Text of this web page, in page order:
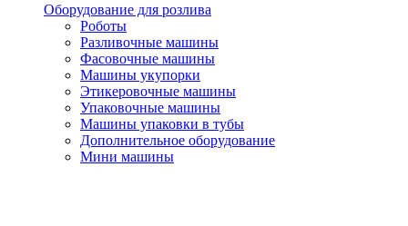
Оборудование для розлива
Роботы
Разливочные машины
Фасовочные машины
Машины укупорки
Этикеровочные машины
Упаковочные машины
Машины упаковки в тубы
Дополнительное оборудование
Мини машины